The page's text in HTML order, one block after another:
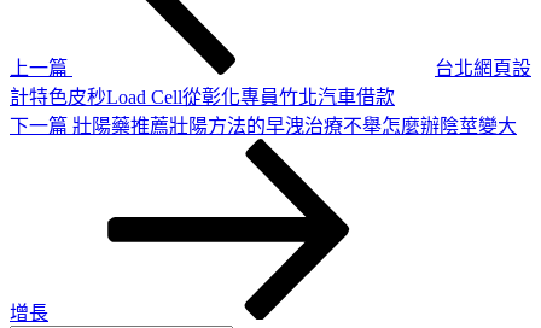
上一篇
台北網頁設
計特色皮秒Load Cell從彰化專員竹北汽車借款
下
下一篇 壯陽藥推薦壯陽方法的早洩治療不舉怎麼辦陰莖變大
增長